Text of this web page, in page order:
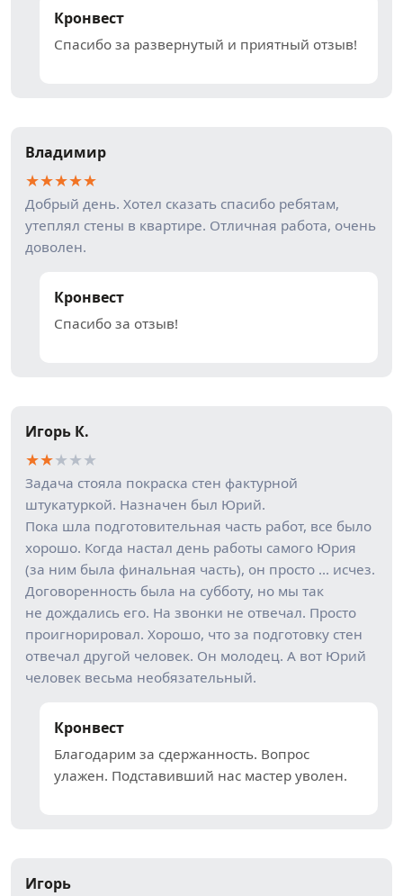
Кронвест
Спасибо за развернутый и приятный отзыв!
Владимир
★★★★★
Добрый день. Хотел сказать спасибо ребятам,
утеплял стены в квартире. Отличная работа, очень
доволен.
Кронвест
Спасибо за отзыв!
Игорь К.
★★★★★
Задача стояла покраска стен фактурной
штукатуркой. Назначен был Юрий.
Пока шла подготовительная часть работ, все было
хорошо. Когда настал день работы самого Юрия
(за ним была финальная часть), он просто … исчез.
Договоренность была на субботу, но мы так
не дождались его. На звонки не отвечал. Просто
проигнорировал. Хорошо, что за подготовку стен
отвечал другой человек. Он молодец. А вот Юрий
человек весьма необязательный.
Кронвест
Благодарим за сдержанность. Вопрос
улажен. Подставивший нас мастер уволен.
Игорь